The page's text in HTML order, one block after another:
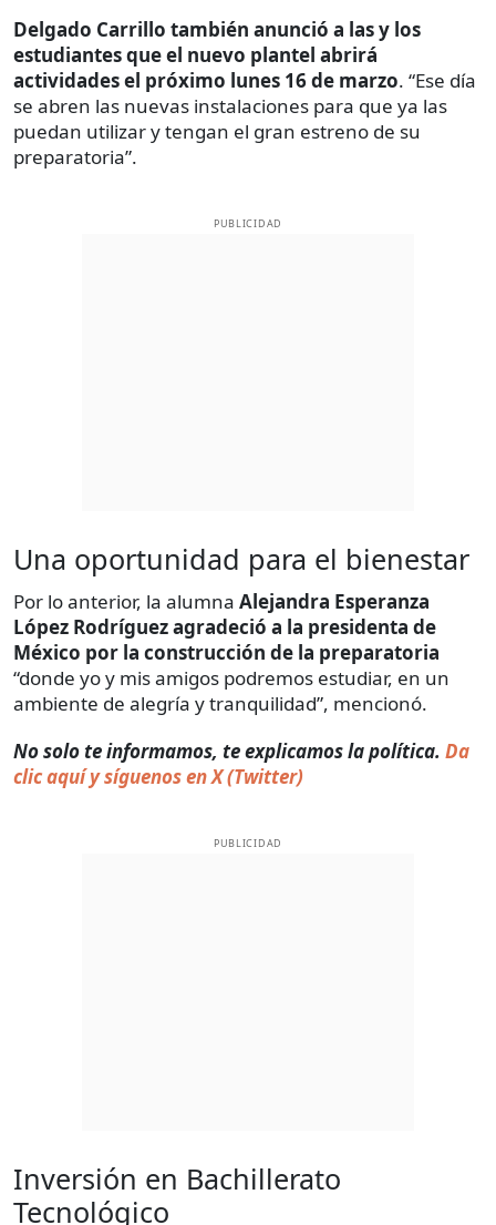
Delgado Carrillo también anunció a las y los
estudiantes que el nuevo plantel abrirá
actividades el próximo lunes 16 de marzo. “Ese día
se abren las nuevas instalaciones para que ya las
puedan utilizar y tengan el gran estreno de su
preparatoria”.
PUBLICIDAD
Una oportunidad para el bienestar
Por lo anterior, la alumna Alejandra Esperanza
López Rodríguez agradeció a la presidenta de
México por la construcción de la preparatoria
“donde yo y mis amigos podremos estudiar, en un
ambiente de alegría y tranquilidad”, mencionó.
No solo te informamos, te explicamos la política. Da
clic aquí y síguenos en X (Twitter)
PUBLICIDAD
Inversión en Bachillerato
Tecnológico